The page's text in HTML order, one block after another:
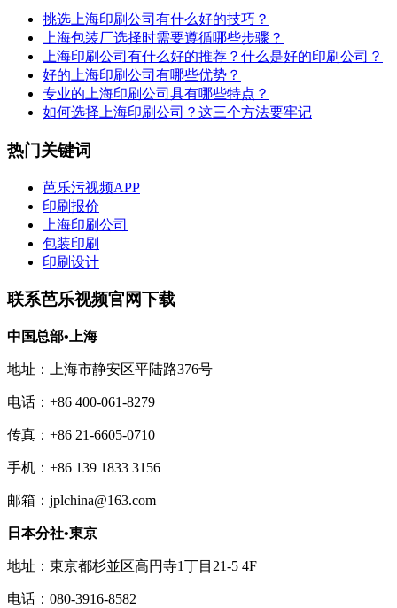
挑选上海印刷公司有什么好的技巧？
上海包装厂选择时需要遵循哪些步骤？
上海印刷公司有什么好的推荐？什么是好的印刷公司？
好的上海印刷公司有哪些优势？
专业的上海印刷公司具有哪些特点？
如何选择上海印刷公司？这三个方法要牢记
热门关键词
芭乐污视频APP
印刷报价
上海印刷公司
包装印刷
印刷设计
联系芭乐视频官网下载
中国总部•上海
地址：上海市静安区平陆路376号
电话：+86 400-061-8279
传真：+86 21-6605-0710
手机：+86 139 1833 3156
邮箱：jplchina@163.com
日本分社•東京
地址：東京都杉並区高円寺1丁目21-5 4F
电话：080-3916-8582